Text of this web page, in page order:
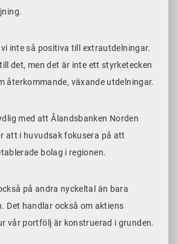
inte så positiva till extrautdelningar.
det, mendet är inte ett styrketecken
återkommande, växande utdelningar.
med att Ålandsbanken Norden
att i huvudsak fokusera på att
bolag i regionen.
på andra nyckeltal än bara
Det handlar också om aktiens
vår portfölj är konstruerad i grunden.